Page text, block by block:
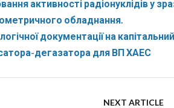
активності радіонуклідів у
обладнання.
документації на
дегазатора для ВП ХАЕС
NEXT ARTICLE